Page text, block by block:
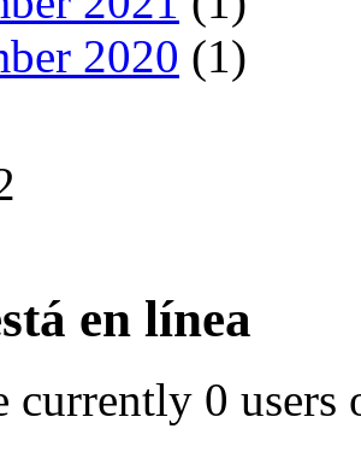
2020 (1)
en línea
currently 0 users